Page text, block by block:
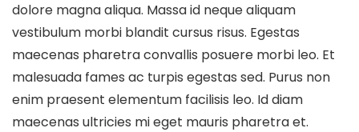
dolore magna aliqua. Massa id neque aliquam
vestibulum morbi blandit cursus risus. Egestas
maecenas pharetra convallis posuere morbi leo. Et
malesuada fames ac turpis egestas sed. Purus non
enim praesent elementum facilisis leo. Id diam
maecenas ultricies mi eget mauris pharetra et.